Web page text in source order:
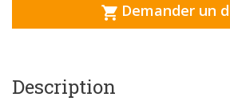
Demander un
Description